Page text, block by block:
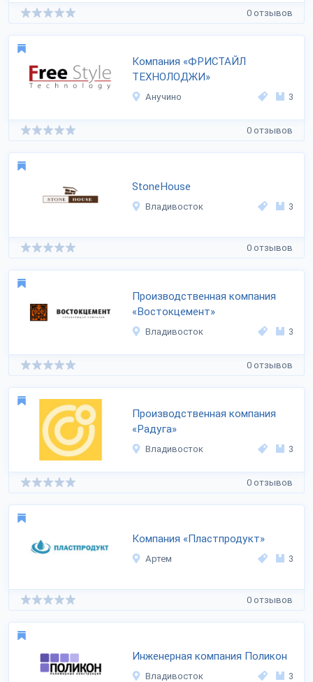
0 отзывов
Компания «ФРИСТАЙЛ
ТЕХНОЛОДЖИ»
Анучино 3
0 отзывов
StoneHouse
Владивосток 3
0 отзывов
Производственная компания
«Востокцемент»
Владивосток 3
0 отзывов
Производственная компания
«Радуга»
Владивосток 3
0 отзывов
Компания «Пластпродукт»
Артем 3
0 отзывов
Инженерная компания Поликон
Владивосток 3